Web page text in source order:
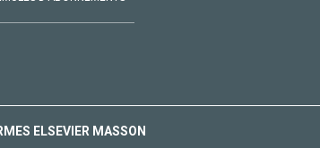
ELSEVIER MASSON